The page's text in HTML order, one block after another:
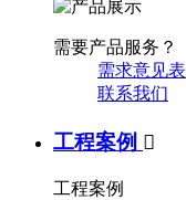
需要产品服务？
需求意见表
联系我们
工程案例 
工程案例